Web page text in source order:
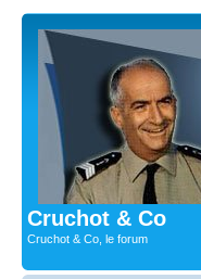
Cruchot & Co
Cruchot & Co, le forum